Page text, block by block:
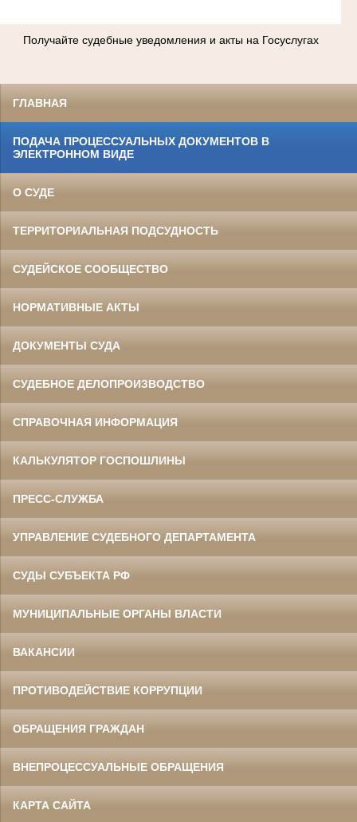
Получайте судебные уведомления и акты на Госуслугах
ГЛАВНАЯ
ПОДАЧА ПРОЦЕССУАЛЬНЫХ ДОКУМЕНТОВ В
ЭЛЕКТРОННОМ ВИДЕ
О СУДЕ
ТЕРРИТОРИАЛЬНАЯ ПОДСУДНОСТЬ
СУДЕЙСКОЕ СООБЩЕСТВО
НОРМАТИВНЫЕ АКТЫ
ДОКУМЕНТЫ СУДА
СУДЕБНОЕ ДЕЛОПРОИЗВОДСТВО
СПРАВОЧНАЯ ИНФОРМАЦИЯ
КАЛЬКУЛЯТОР ГОСПОШЛИНЫ
ПРЕСС-СЛУЖБА
УПРАВЛЕНИЕ СУДЕБНОГО ДЕПАРТАМЕНТА
СУДЫ СУБЪЕКТА РФ
МУНИЦИПАЛЬНЫЕ ОРГАНЫ ВЛАСТИ
ВАКАНСИИ
ПРОТИВОДЕЙСТВИЕ КОРРУПЦИИ
ОБРАЩЕНИЯ ГРАЖДАН
ВНЕПРОЦЕССУАЛЬНЫЕ ОБРАЩЕНИЯ
КАРТА САЙТА